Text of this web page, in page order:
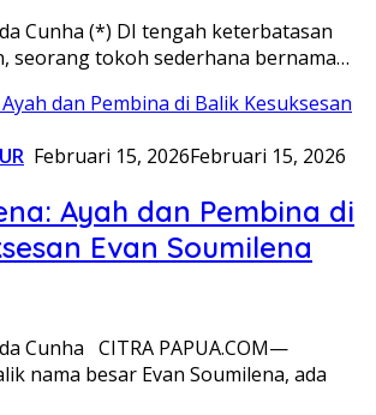
Cunha (*) DI tengah keterbatasan
seorang tokoh sederhana bernama…
Februari 15, 2026Februari 15, 2026
Ayah dan Pembina di
Evan Soumilena
Cunha CITRA PAPUA.COM—
nama besar Evan Soumilena, ada